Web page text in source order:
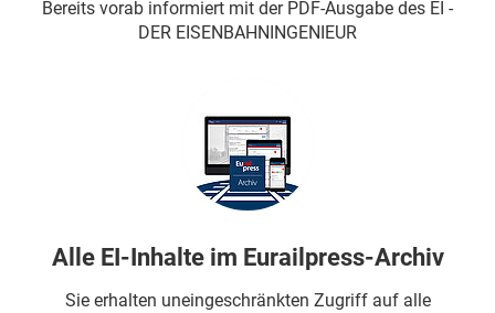
Bereits vorab informiert mit der PDF-Ausgabe des EI -
DER EISENBAHNINGENIEUR
Alle EI-Inhalte im Eurailpress-Archiv
Sie erhalten uneingeschränkten Zugriff auf alle